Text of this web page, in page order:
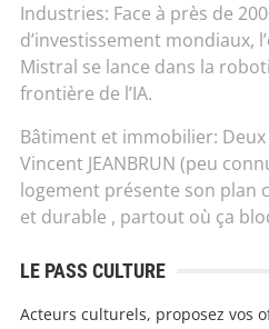
Industries: Face à près de
d’investissement mondiaux,
Mistral se lance dans la
frontière de l’IA.
Bâtiment et immobilier:
Vincent JEANBRUN (peu
logement présente son plan
et durable , partout où ça
LE PASS CULTURE
Acteurs culturels, proposez vos